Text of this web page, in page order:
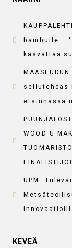
bambulle –
kasvattaa
etsinnässä
WOOD U
UPM:
KEVEÄ